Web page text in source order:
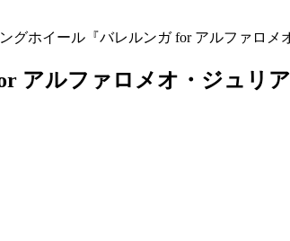
グホイール『バレルンガ for アルファロメ
アルファロメオ・ジュリ